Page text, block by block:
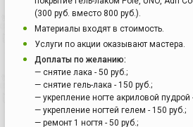
(300 руб. вместо 800 руб.).
Материалы входят в стоимость.
Услуги по акции оказывают мастера.
Доплаты по желанию:
— снятие лака - 50 руб.;
— снятие гель-лака - 150 руб.;
— укрепление ногте акриловой пудрой
— укрепление ногтей гелем - 150 руб.;
— ремонт 1 ногтя - 50 руб.;